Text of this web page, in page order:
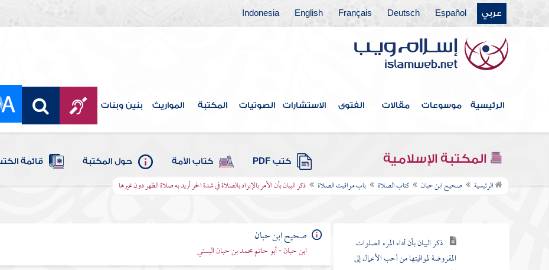
عربي Español
Deutsch
Français
English
Indonesia
الرئيسية موسوعات مقالات الفتوى الاستشارات الصوتيات المكتبة المواريث بنين وبنات
المكتبة الإسلامية كتب PDF كتاب الأمة حول المكتبة قائمة
الرئيسية صحيح ابن حبان كتاب الصلاة باب مواقيت الصلاة ذكر البيان بأن الأمر بالإبراد بالصلاة في شدة الحر أريد به صلاة الظهر دون غيرها
باب مواقيت الصلاة
ذكر وصف أوقات الصلوات
المفروضات
وأواخرها
ذكر البيان بأن أداء المرء الصلوات
وسلم الصلاة لميقاتها أراد به في أول
المفروضة لمواقيتها من أحب الأعمال إلى
الله جل وعلا
صحيح ابن حبان
ابن حبان - أبو حاتم محمد بن حبان البستي